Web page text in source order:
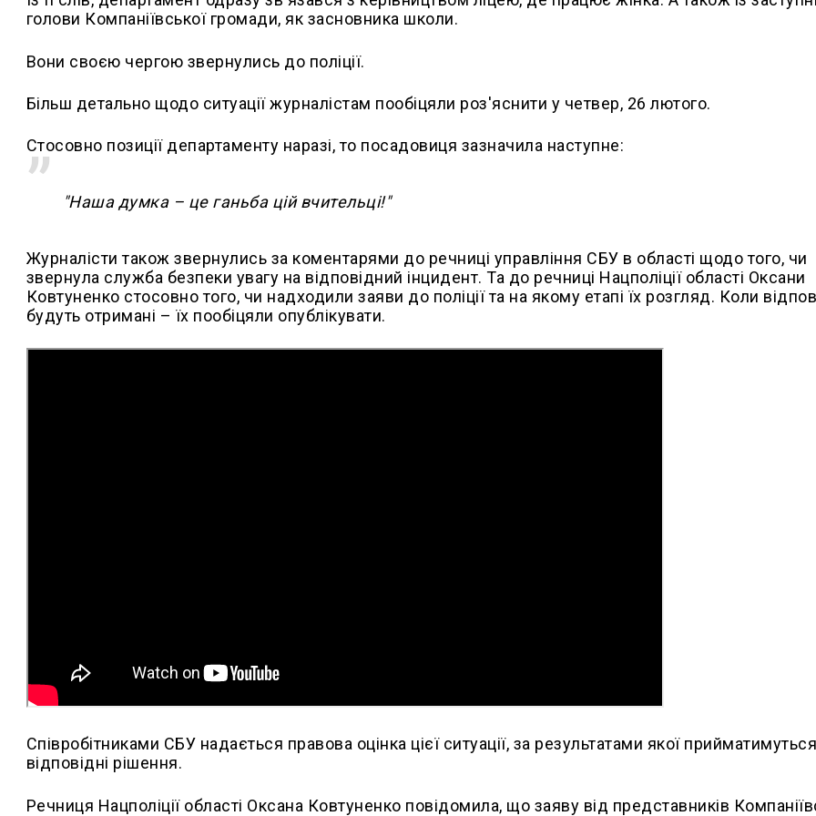
голови Компаніївської громади, як засновника школи.
Вони своєю чергою звернулись до поліції.
Більш детально щодо ситуації журналістам пообіцяли роз'яснити у четвер, 26 лютого.
Стосовно позиції департаменту наразі, то посадовиця зазначила наступне:
"Наша думка – це ганьба цій вчительці!"
Журналісти також звернулись за коментарями до речниці управління СБУ в області щодо того, чи
звернула служба безпеки увагу на відповідний інцидент. Та до речниці Нацполіції області Оксани
Ковтуненко стосовно того, чи надходили заяви до поліції та на якому етапі їх розгляд. Коли
будуть отримані – їх пообіцяли опублікувати.
Співробітниками СБУ надається правова оцінка цієї ситуації, за результатами якої
відповідні рішення.
Речниця Нацполіції області Оксана Ковтуненко повідомила, що заяву від представників